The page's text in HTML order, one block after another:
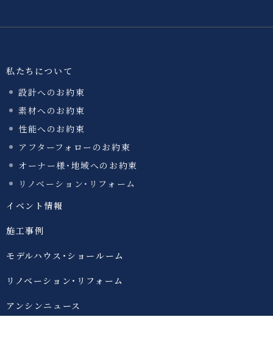
私たちについて
設計へのお約束
素材へのお約束
性能へのお約束
アフターフォローのお約束
オーナー様・地域へのお約束
リノベーション・リフォーム
イベント情報
施工事例
モデルハウス・ショールーム
リノベーション・リフォーム
アンシンニュース